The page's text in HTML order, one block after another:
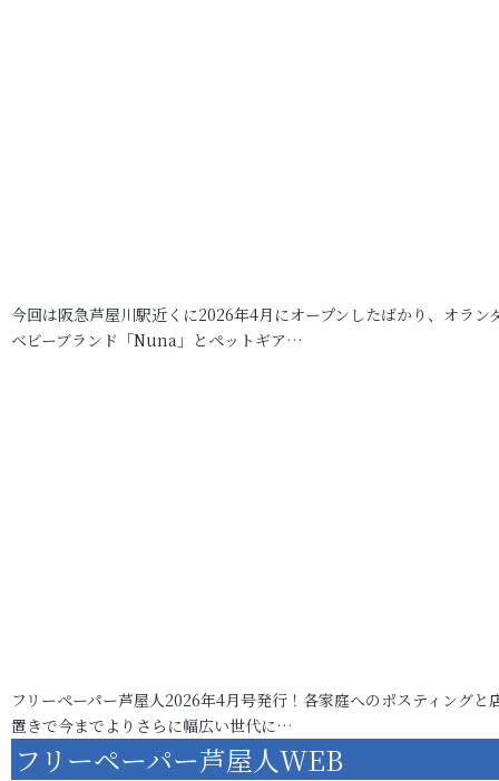
今回は阪急芦屋川駅近くに2026年4月にオープンしたばかり、オラン
ベビーブランド「Nuna」とペットギア…
フリーペーパー芦屋人2026年4月号発行！各家庭へのポスティングと
置きで今までよりさらに幅広い世代に…
フリーペーパー芦屋人WEB